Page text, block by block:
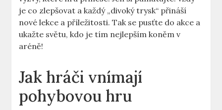
je co zlepšovat a každý „divoký trysk“ přináší
nové lekce a příležitosti. Tak se pusťte do akce a
ukažte světu, kdo je tím nejlepším koněm v
aréně!
Jak hráči vnímají
pohybovou hru